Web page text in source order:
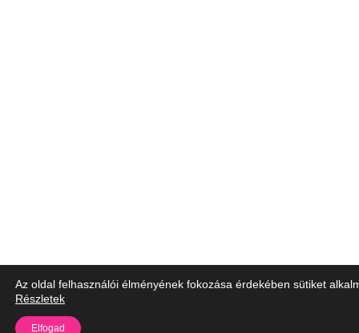
Az oldal felhasználói élményének fokozása érdekében sütiket
Részletek
Elfogad